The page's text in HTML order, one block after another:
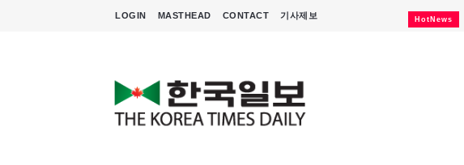
LOGIN MASTHEAD CONTACT 기사제보 HotNews